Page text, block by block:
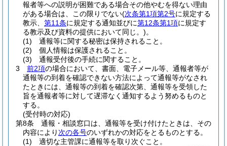
報者等への説明が困難である場合その他やむを得ない理由
がある場合は、この限りでない(次条第1項第2号に規定する
教示、 第11条に規定する通知並びに第12条第1項に規定す
る教示及び資料の提供において同じ。)。
(1)
通報等に関する秘密は保持されること。
(2)
個人情報は保護されること。
(3)
通報受付後の手続に関すること。
3
前2項の場合において、書面、電子メール等、通報者等が
通報等の到着を確認できない方法によって通報等がなされ
たときには、通報等の到着を確認次第、通報等を受領した
旨を通報者等に対して遅滞なく通知するよう努めるものと
する。
(受付時の対応)
第8条
通報・相談窓口は、通報等を受け付けたときは、その
内容により 次の各号のいずれかの対応をとるものとする。
(1)
適切な主管課に通報等を取り次ぐこと。